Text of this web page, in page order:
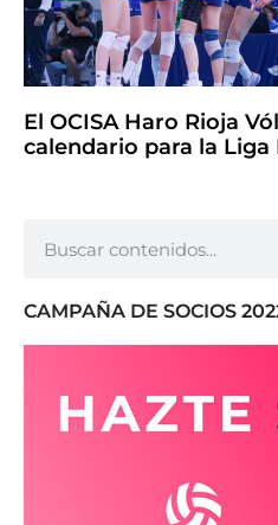
El OCISA Haro Rioja
calendario para la Liga
CAMPAÑA DE SOCIOS